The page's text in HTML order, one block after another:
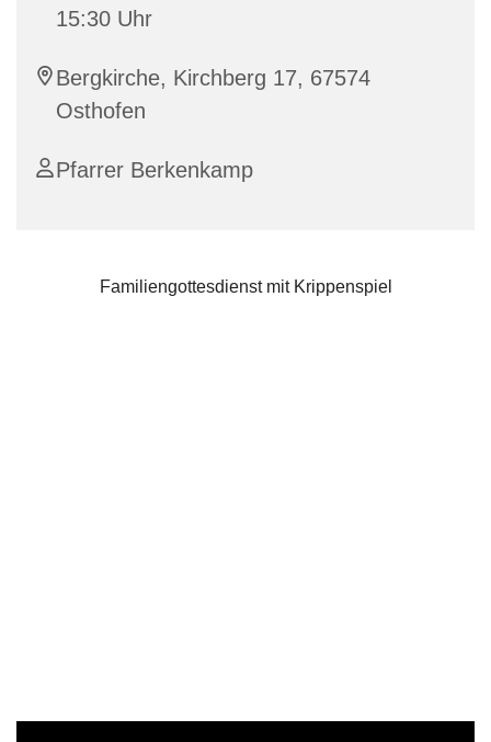
15:30 Uhr
Bergkirche, Kirchberg 17, 67574
Osthofen
Pfarrer Berkenkamp
Familiengottesdienst mit Krippenspiel